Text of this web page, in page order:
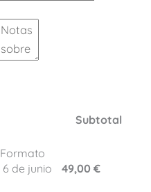
Subtotal
6 de junio
49,00 €